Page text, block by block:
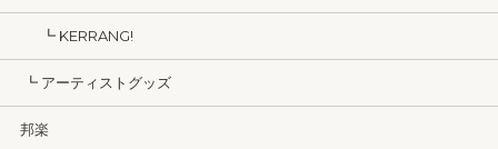
┗ KERRANG!
┗ アーティストグッズ
邦楽